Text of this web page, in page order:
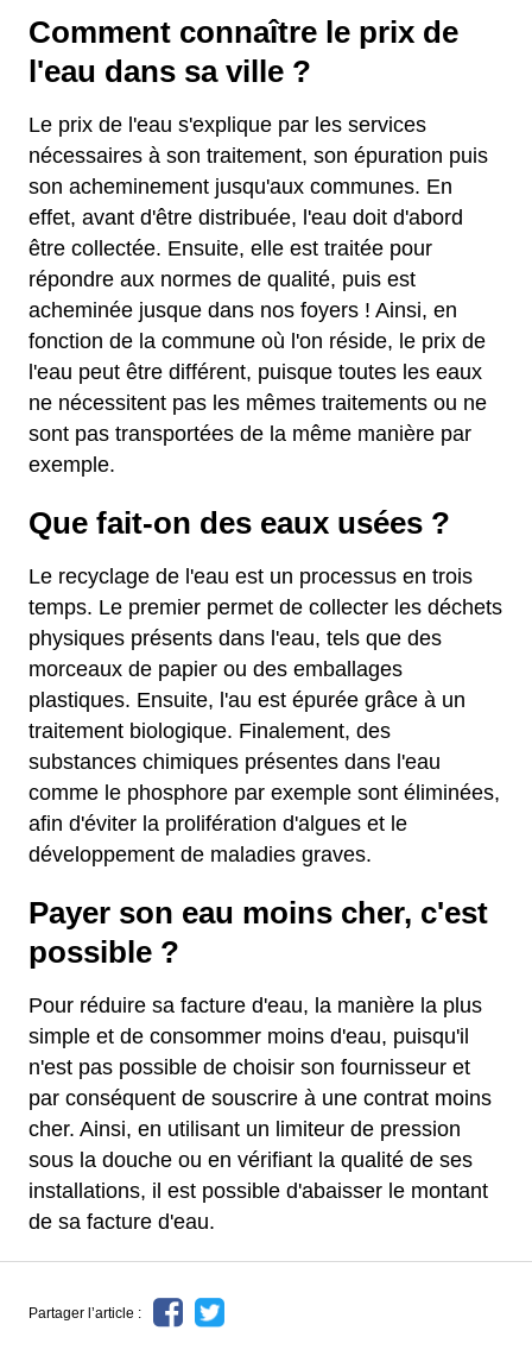
Comment connaître le prix de
l'eau dans sa ville ?
Le prix de l'eau s'explique par les services
nécessaires à son traitement, son épuration puis
son acheminement jusqu'aux communes. En
effet, avant d'être distribuée, l'eau doit d'abord
être collectée. Ensuite, elle est traitée pour
répondre aux normes de qualité, puis est
acheminée jusque dans nos foyers ! Ainsi, en
fonction de la commune où l'on réside, le prix de
l'eau peut être différent, puisque toutes les eaux
ne nécessitent pas les mêmes traitements ou ne
sont pas transportées de la même manière par
exemple.
Que fait-on des eaux usées ?
Le recyclage de l'eau est un processus en trois
temps. Le premier permet de collecter les déchets
physiques présents dans l'eau, tels que des
morceaux de papier ou des emballages
plastiques. Ensuite, l'au est épurée grâce à un
traitement biologique. Finalement, des
substances chimiques présentes dans l'eau
comme le phosphore par exemple sont éliminées,
afin d'éviter la prolifération d'algues et le
développement de maladies graves.
Payer son eau moins cher, c'est
possible ?
Pour réduire sa facture d'eau, la manière la plus
simple et de consommer moins d'eau, puisqu'il
n'est pas possible de choisir son fournisseur et
par conséquent de souscrire à une contrat moins
cher. Ainsi, en utilisant un limiteur de pression
sous la douche ou en vérifiant la qualité de ses
installations, il est possible d'abaisser le montant
de sa facture d'eau.
Partager l’article :